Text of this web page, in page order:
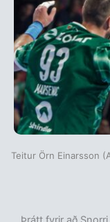
Teitur Örn Einarsson